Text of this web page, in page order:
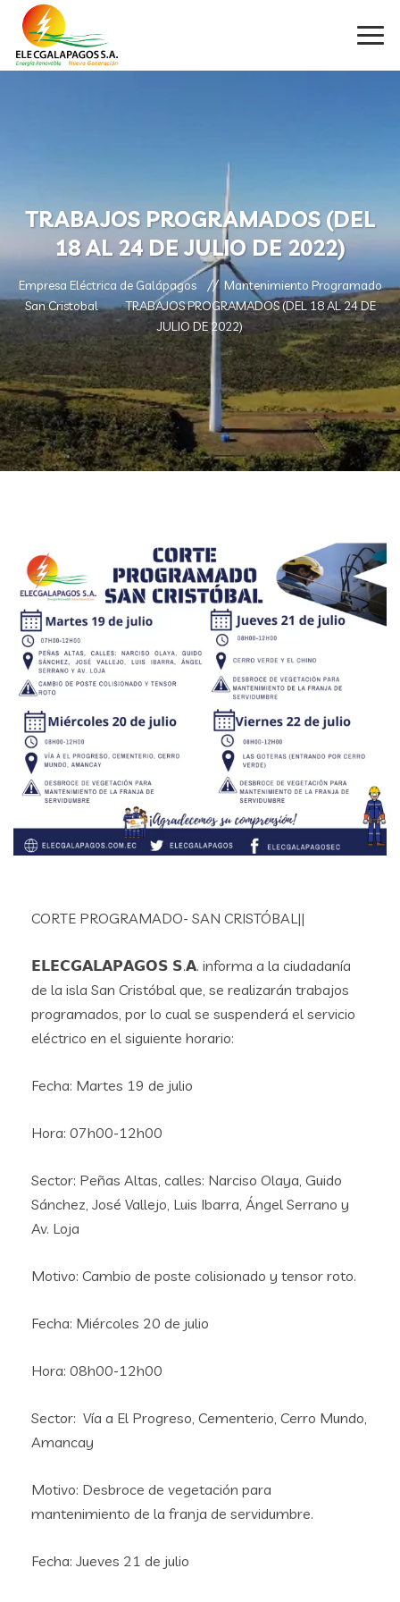
TRABAJOS PROGRAMADOS (DEL
18 AL 24 DE JULIO DE 2022)
Empresa Eléctrica de Galápagos
Mantenimiento Programado
San Cristobal
TRABAJOS PROGRAMADOS (DEL 18 AL 24 DE
JULIO DE 2022)
CORTE PROGRAMADO- SAN CRISTÓBAL||
𝗘𝗟𝗘𝗖𝗚𝗔𝗟𝗔𝗣𝗔𝗚𝗢𝗦 𝗦.𝗔. informa a la ciudadanía
de la isla San Cristóbal que, se realizarán trabajos
programados, por lo cual se suspenderá el servicio
eléctrico en el siguiente horario:
Fecha: Martes 19 de julio
Hora: 07h00-12h00
Sector: Peñas Altas, calles: Narciso Olaya, Guido
Sánchez, José Vallejo, Luis Ibarra, Ángel Serrano y
Av. Loja
Motivo: Cambio de poste colisionado y tensor roto.
Fecha: Miércoles 20 de julio
Hora: 08h00-12h00
Sector: Vía a El Progreso, Cementerio, Cerro Mundo,
Amancay
Motivo: Desbroce de vegetación para
mantenimiento de la franja de servidumbre.
Fecha: Jueves 21 de julio